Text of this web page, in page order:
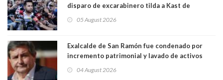
disparo de excarabinero tilda a Kast de
absolución del exuniformado. Presidente DC
05 August 2026
Exalcalde de San Ramón fue condenado por
incremento patrimonial y lavado de activos
04 August 2026